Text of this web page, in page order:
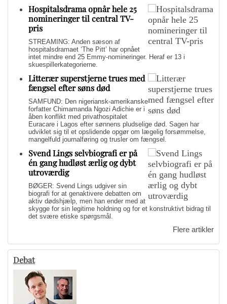
Hospitalsdrama opnår hele 25
nomineringer til central TV-
pris
STREAMING: Anden sæson af
hospitalsdramaet ‘The Pitt’ har opnået
intet mindre end 25 Emmy-nomineringer. Heraf er 13 i
skuespillerkategorierne.
Litterær superstjerne trues med
fængsel efter søns død
SAMFUND: Den nigeriansk-amerikanske
forfatter Chimamanda Ngozi Adichie er i
åben konflikt med privathospitalet
Euracare i Lagos efter sønnens pludselige død. Sagen har
udviklet sig til et opslidende opgør om lægelig forsømmelse,
mangelfuld journalføring og trusler om fængsel.
Svend Lings selvbiografi er på
én gang hudløst ærlig og dybt
utroværdig
BØGER: Svend Lings udgiver sin
biografi for at genaktivere debatten om
aktiv dødshjælp, men han ender med at
skygge for sin legitime holdning og for et konstruktivt bidrag til
det svære etiske spørgsmål.
Flere artikler
Debat